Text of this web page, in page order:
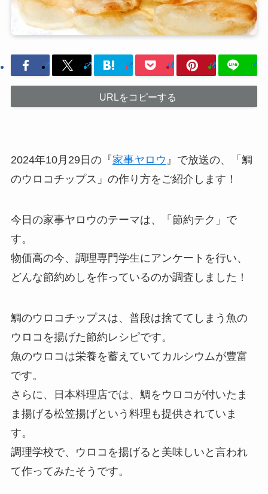
URLをコピーする
2024年10月29日の『家事ヤロウ 』で放送の、「鯛
のウロコチップス」の作り方をご紹介します！
今日の家事ヤロウのテーマは、「節約テク」で
す。
物価高の今、調理専門学生にアンケートを行い、
どんな節約めしを作っているのか調査しました！
鯛のウロコチップスは、普段は捨ててしまう魚の
ウロコを揚げた節約レシピです。
魚のウロコは栄養を蓄えていてカルシウムが豊富
です。
さらに、日本料理店では、鯛をウロコが付いたま
ま揚げる松笠揚げという料理も提供されていま
す。
調理学校で、ウロコを揚げると美味しいと言われ
て作ってみたそうです。